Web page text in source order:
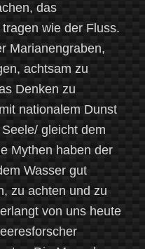
das
wie der Fluss.
Marianengraben,
achtsam zu
Denken zu
nationalem Dunst
gleicht dem
Mythen haben der
Wasser gut
zu achten und zu
von uns heute